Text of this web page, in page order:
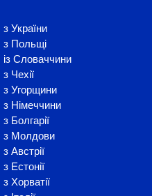
з України
з Польщі
із Словаччини
з Чехії
з Угорщини
з Німеччини
з Болгарії
з Молдови
з Австрії
з Естонії
з Хорватії